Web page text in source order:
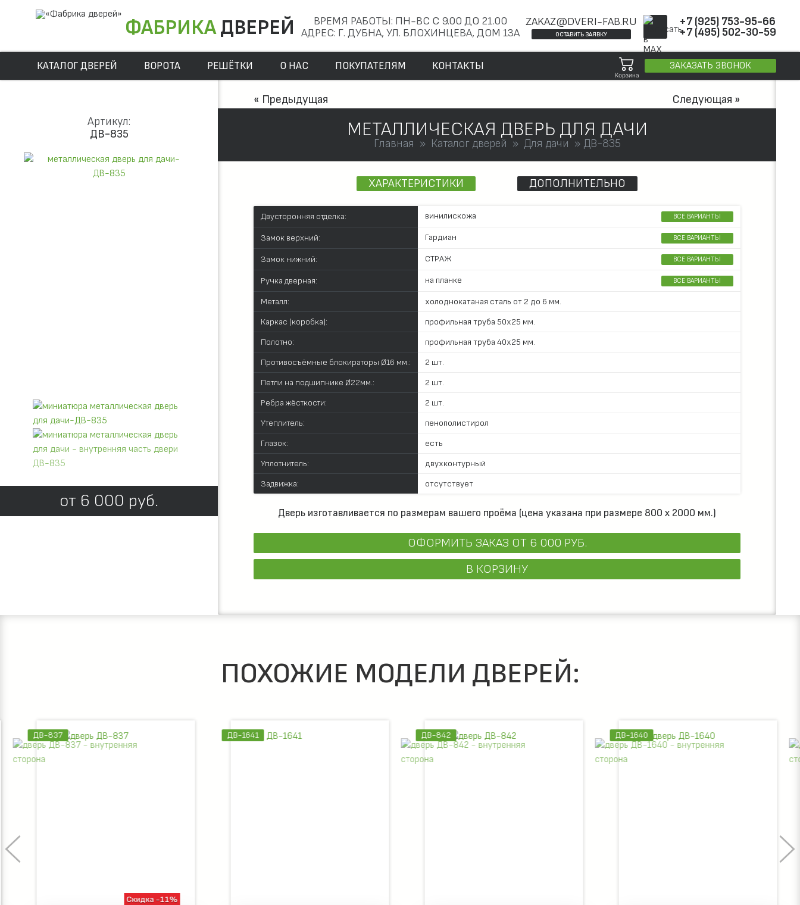
ФАБРИКАДВЕРЕЙ
ВРЕМЯ РАБОТЫ: ПН-ВС С 9.00 ДО 21.00
АДРЕС: Г. ДУБНА, УЛ. БЛОХИНЦЕВА, ДОМ 13А
ZAKAZ@DVERI-FAB.RU
ОСТАВИТЬ ЗАЯВКУ
+7 (925) 753-95-66
+7 (495) 502-30-59
КАТАЛОГ ДВЕРЕЙ ВОРОТА РЕШЁТКИ О НАС ПОКУПАТЕЛЯМ КОНТАКТЫ
Корзина
ЗАКАЗАТЬ ЗВОНОК
Артикул:
ДВ-835
от 6 000 руб.
« Предыдущая Следующая »
МЕТАЛЛИЧЕСКАЯ ДВЕРЬ ДЛЯ ДАЧИ
Главная Каталог дверей Для дачи ДВ-835
ХАРАКТЕРИСТИКИ ДОПОЛНИТЕЛЬНО
Двусторонняя отделка: винилискожа ВСЕ ВАРИАНТЫ
Замок верхний: Гардиан ВСЕ ВАРИАНТЫ
Замок нижний: СТРАЖ ВСЕ ВАРИАНТЫ
Ручка дверная: на планке ВСЕ ВАРИАНТЫ
Металл:
холоднокатаная сталь от 2 до 6 мм.
Каркас (коробка):
профильная труба 50х25 мм.
Полотно:
профильная труба 40х25 мм.
Противосъёмные блокираторы Ø16 мм.:
2 шт.
Петли на подшипнике Ø22мм.:
2 шт.
Ребра жёсткости:
2 шт.
Утеплитель:
пенополистирол
Глазок:
есть
Уплотнитель:
двухконтурный
Задвижка:
отсутствует
Дверь изготавливается по размерам вашего проёма (цена указана при размере 800 х 2000 мм.)
ОФОРМИТЬ ЗАКАЗ ОТ 6 000 РУБ.
В КОРЗИНУ
ПОХОЖИЕ МОДЕЛИ ДВЕРЕЙ:
ДВ-837
Скидка -11%
ДВ-1641 ДВ-842 ДВ-1640